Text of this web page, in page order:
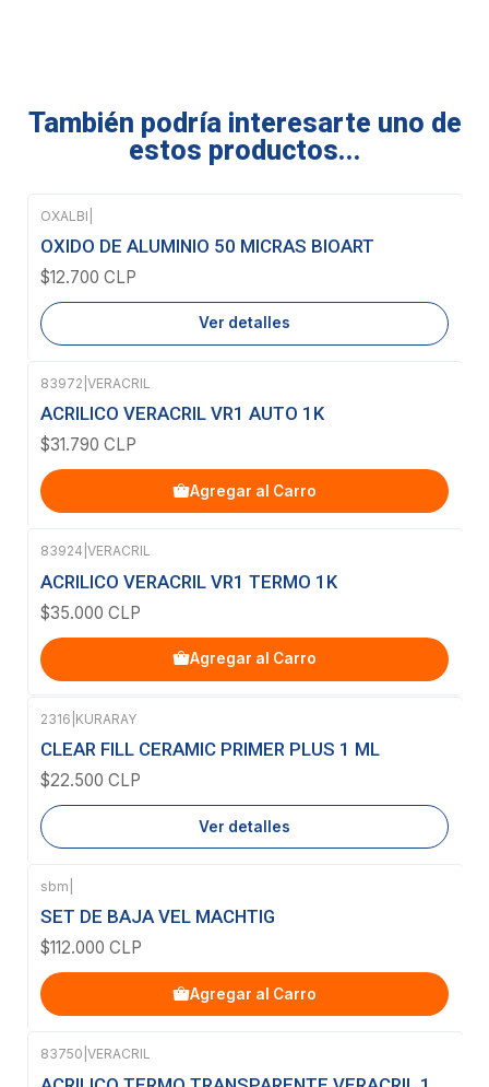
También podría interesarte uno de
estos productos...
Agotado
OXALBI
OXIDO DE ALUMINIO 50 MICRAS BIOART
$12.700 CLP
Ver detalles
83972 VERACRIL
ACRILICO VERACRIL VR1 AUTO 1K
$31.790 CLP
Agregar al Carro
83924 VERACRIL
ACRILICO VERACRIL VR1 TERMO 1K
$35.000 CLP
Agregar al Carro
Agotado
2316 KURARAY
CLEAR FILL CERAMIC PRIMER PLUS 1 ML
$22.500 CLP
Ver detalles
sbm
SET DE BAJA VEL MACHTIG
$112.000 CLP
Agregar al Carro
Agotado
83750 VERACRIL